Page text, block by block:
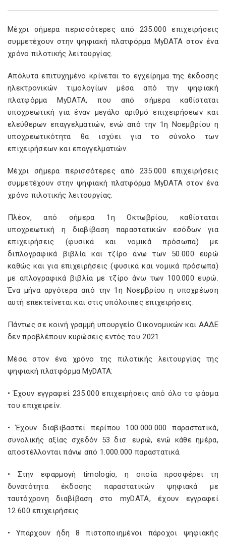
Μέχρι σήμερα περισσότερες από 235.000 επιχειρήσεις
συμμετέχουν στην ψηφιακή πλατφόρμα MyDATA στον ένα
χρόνο πιλοτικής λειτουργίας.
Απόλυτα επιτυχημένο κρίνεται το εγχείρημα της έκδοσης
ηλεκτρονικών τιμολογίων μέσα από την ψηφιακή
πλατφόρμα MyDATA, που από σήμερα καθίσταται
υποχρεωτική για έναν μεγάλο αριθμό επιχειρήσεων και
ελεύθερων επαγγελματιών, ενώ από την 1η Νοεμβρίου η
υποχρεωτικότητα θα ισχύει για το σύνολο των
επιχειρήσεων και επαγγελματιών.
Μέχρι σήμερα περισσότερες από 235.000 επιχειρήσεις
συμμετέχουν στην ψηφιακή πλατφόρμα MyDATA στον ένα
χρόνο πιλοτικής λειτουργίας.
Πλέον, από σήμερα 1η Οκτωβρίου, καθίσταται
υποχρεωτική η διαβίβαση παραστατικών εσόδων για
επιχειρήσεις (φυσικά και νομικά πρόσωπα) με
διπλογραφικά βιβλία και τζίρο άνω των 50.000 ευρώ
καθώς και για επιχειρήσεις (φυσικά και νομικά πρόσωπα)
με απλογραφικά βιβλία με τζίρο άνω των 100.000 ευρώ.
Ένα μήνα αργότερα από την 1η Νοεμβρίου η υποχρέωση
αυτή επεκτείνεται και στις υπόλοιπες επιχειρήσεις.
Πάντως σε κοινή γραμμή υπουργείο Οικονομικών και ΑΑΔΕ
δεν προβλέπουν κυρώσεις εντός του 2021.
Mέσα στον ένα χρόνο της πιλοτικής λειτουργίας της
ψηφιακή πλατφόρμα MyDATA:
• Έχουν εγγραφεί 235.000 επιχειρήσεις από όλο το φάσμα
του επιχειρείν.
• Έχουν διαβιβαστεί περίπου 100.000.000 παραστατικά,
συνολικής αξίας σχεδόν 53 δισ. ευρώ, ενώ κάθε ημέρα,
αποστέλλονται πάνω από 1.000.000 παραστατικά.
• Στην εφαρμογή timologio, η οποία προσφέρει τη
δυνατότητα έκδοσης παραστατικών ψηφιακά με
ταυτόχρονη διαβίβαση στο myDATA, έχουν εγγραφεί
12.600 επιχειρήσεις
• Υπάρχουν ήδη 8 πιστοποιημένοι πάροχοι ψηφιακής